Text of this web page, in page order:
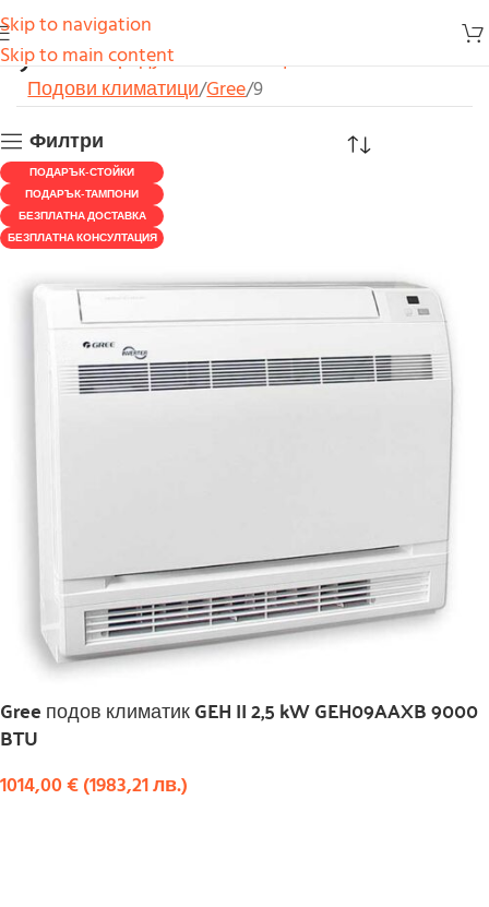
Skip to navigation
Skip to main content
9Начало Продукти
Климатици
Подови климатици Gree 9
Филтри
ПОДАРЪК-СТОЙКИ
ПОДАРЪК-ТАМПОНИ
БЕЗПЛАТНА ДОСТАВКА
БЕЗПЛАТНА КОНСУЛТАЦИЯ
Gree подов климатик GEH II 2,5 kW GEH09AAXB 9000
BTU
1014,00€(1983,21лв.)